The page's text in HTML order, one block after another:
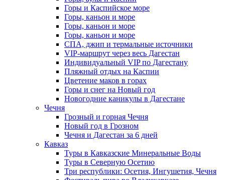
Горы и Каспийское море
Горы, каньон и море
Горы, каньон и море
Горы, каньон и море
СПА, джип и термальные источники
VIP-маршрут через весь Дагестан
Индивидуальный VIP по Дагестану
Пляжный отдых на Каспии
Цветение маков в горах
Горы и снег на Новый год
Новогодние каникулы в Дагестане
Чечня
Грозный и горная Чечня
Новый год в Грозном
Чечня и Дагестан за 6 дней
Кавказ
Туры в Кавказские Минеральные Воды
Туры в Северную Осетию
Три республики: Осетия, Ингушетия, Чечня